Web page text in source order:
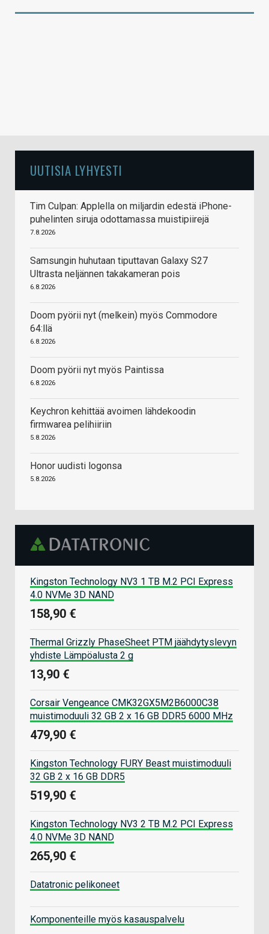
UUTISIA LYHYESTI
Tim Culpan: Applella on miljardin edestä iPhone-
puhelinten siruja odottamassa muistipiirejä
7.8.2026
Samsungin huhutaan tiputtavan Galaxy S27
Ultrasta neljännen takakameran pois
6.8.2026
Doom pyörii nyt (melkein) myös Commodore
64:llä
6.8.2026
Doom pyörii nyt myös Paintissa
6.8.2026
Keychron kehittää avoimen lähdekoodin
firmwarea pelihiiriin
5.8.2026
Honor uudisti logonsa
5.8.2026
Kingston Technology NV3 1 TB M.2 PCI Express
4.0 NVMe 3D NAND
158,90 €
Thermal Grizzly PhaseSheet PTM jäähdytyslevyn
yhdiste Lämpöalusta 2 g
13,90 €
Corsair Vengeance CMK32GX5M2B6000C38
muistimoduuli 32 GB 2 x 16 GB DDR5 6000 MHz
479,90 €
Kingston Technology FURY Beast muistimoduuli
32 GB 2 x 16 GB DDR5
519,90 €
Kingston Technology NV3 2 TB M.2 PCI Express
4.0 NVMe 3D NAND
265,90 €
Datatronic pelikoneet
Komponenteille myös kasauspalvelu